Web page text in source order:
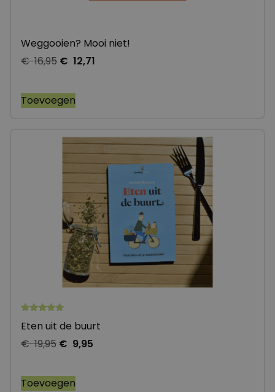
Weggooien? Mooi niet!
€16,95 € 12,71
Toevoegen
5.00
gebaseerd
Eten uit de buurt
€19,95 € 9,95
Toevoegen